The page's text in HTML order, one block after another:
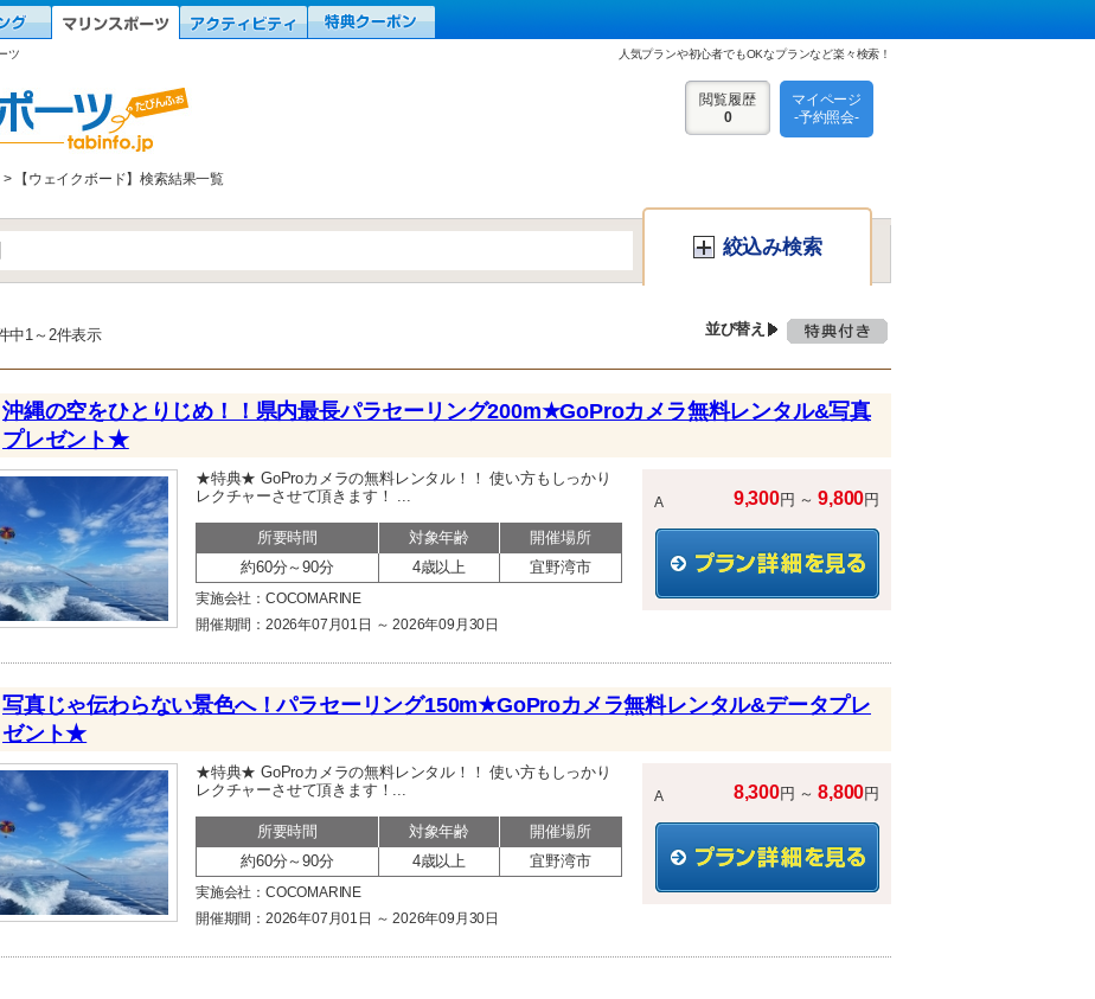
ツ 人気プランや初心者でもOKなプランなど楽々検索！
マイページ
-予約照会-
閲覧履歴
0
【ウェイクボード】検索結果一覧
絞込み検索
中1～2件表示 並び替え
沖縄の空をひとりじめ！！県内最長パラセーリング200m★GoProカメラ無料レンタル&写真
プレゼント★
★特典★ GoProカメラの無料レンタル！！ 使い方もしっかり
レクチャーさせて頂きます！ ...
所要時間 対象年齢
開催場所
約60分～90分
4歳以上 宜野湾市
実施会社：COCOMARINE
開催期間：2026年07月01日 ～ 2026年09月30日
A 9,300円 ～ 9,800円
写真じゃ伝わらない景色へ！パラセーリング150m★GoProカメラ無料レンタル&データプレ
ゼント★
★特典★ GoProカメラの無料レンタル！！ 使い方もしっかり
レクチャーさせて頂きます！...
所要時間 対象年齢
開催場所
約60分～90分
4歳以上 宜野湾市
実施会社：COCOMARINE
開催期間：2026年07月01日 ～ 2026年09月30日
A 8,300円 ～ 8,800円